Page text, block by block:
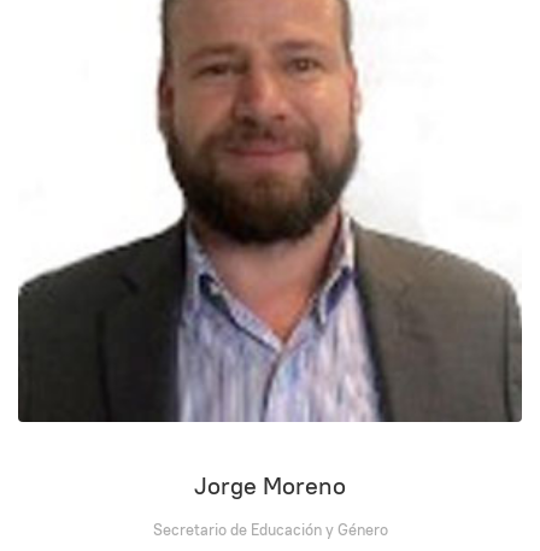
Jorge Moreno
Secretario de Educación y Género